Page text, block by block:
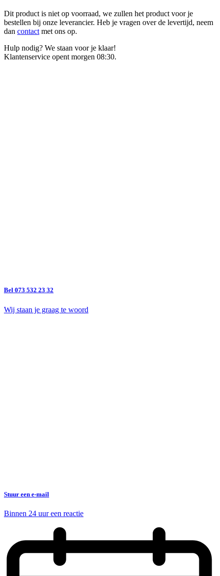
Dit product is niet op voorraad, we zullen het product voor je
bestellen bij onze leverancier. Heb je vragen over de levertijd, neem
dan contact met ons op.
Hulp nodig? We staan voor je klaar!
Klantenservice opent morgen 08:30.
Bel 073 532 23 32
Wij staan je graag te woord
Stuur een e-mail
Binnen 24 uur een reactie